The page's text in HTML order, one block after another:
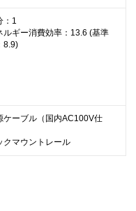
：1
ルギー消費効率：13.6 (基準
8.9)
ケーブル（国内AC100V仕
クマウントレール